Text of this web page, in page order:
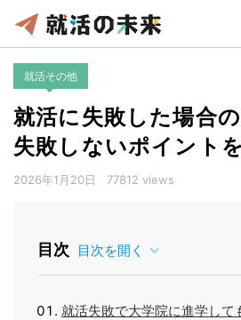
就活その他
就活に失敗した場合の
失敗しないポイント
2026年1月20日 77812 views
目次 目次を開く
就活失敗で大学院に進学して